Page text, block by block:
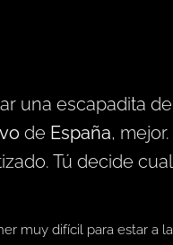
una escapadita de
de España, mejor.
Tú decide cual
muy difícil para estar a la